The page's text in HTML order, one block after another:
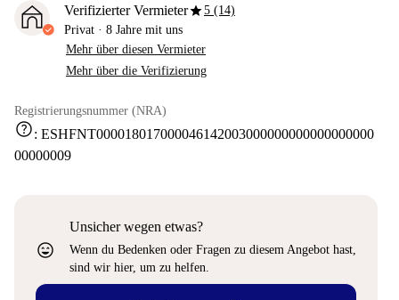
Verifizierter Vermieterstar5 (14)
Privat · 8 Jahre mit uns
Mehr über diesen Vermieter
Mehr über die Verifizierung
Registrierungsnummer (NRA)
help: ESHFNT000018017000046142003000000000000000000
00000009
sentiment_very_satisfied
Unsicher wegen etwas?
Wenn du Bedenken oder Fragen zu diesem Angebot hast,
sind wir hier, um zu helfen.